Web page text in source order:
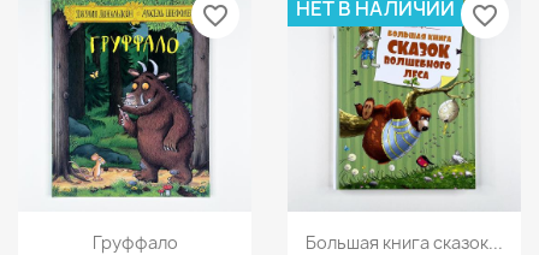
Просмотр
Груффало
favorite_border
Просмотр
Большая книга сказок...
НЕТ В НАЛИЧИИ favorite_border